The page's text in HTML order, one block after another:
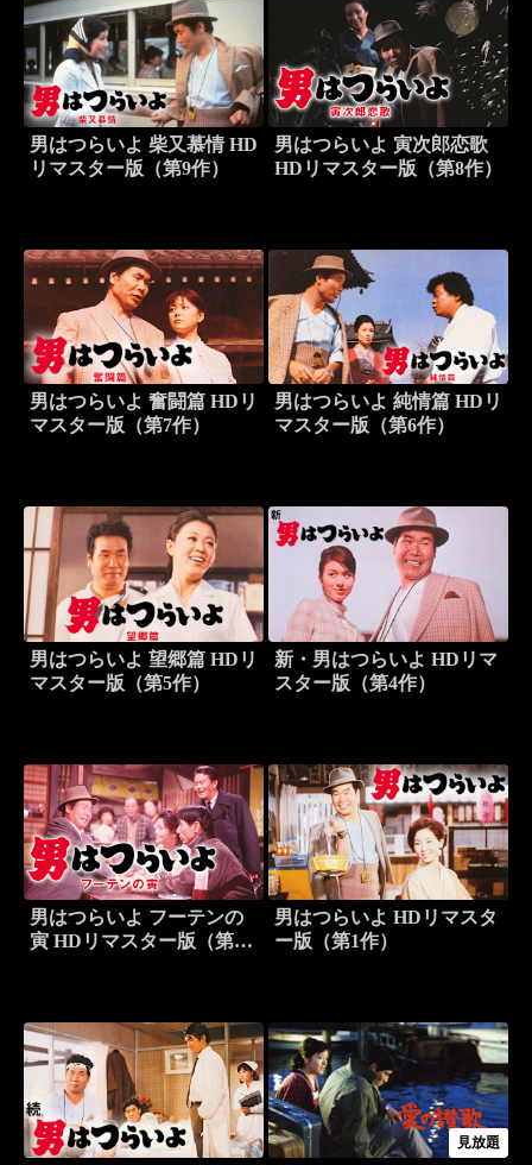
男はつらいよ 柴又慕情 HD
リマスター版（第9作）
男はつらいよ 寅次郎恋歌
HDリマスター版（第8作）
男はつらいよ 奮闘篇 HDリ
マスター版（第7作）
男はつらいよ 純情篇 HDリ
マスター版（第6作）
男はつらいよ 望郷篇 HDリ
マスター版（第5作）
新・男はつらいよ HDリマ
スター版（第4作）
男はつらいよ フーテンの
寅 HDリマスター版（第3
男はつらいよ HDリマスタ
ー版（第1作）
見放題